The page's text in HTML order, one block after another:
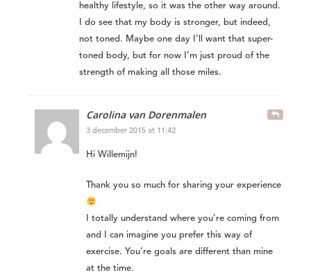
healthy lifestyle, so it was the other way around.
I do see that my body is stronger, but indeed,
not toned. Maybe one day I’ll want that super-
toned body, but for now I’m just proud of the
strength of making all those miles.
Carolina van Dorenmalen
3 december 2015 at 11:42
Hi Willemijn!
Thank you so much for sharing your experience
I totally understand where you’re coming from
and I can imagine you prefer this way of
exercise. You’re goals are different than mine
at the time.